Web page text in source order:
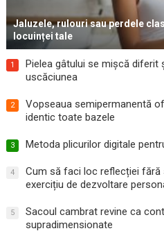
Jaluzele, rulouri sau perdele
locuinței tale
1
Pielea gâtului se mișcă diferit
uscăciunea
2
Vopseaua semipermanentă
identic toate bazele
3 Metoda plicurilor digitale
4
Cum să faci loc reflecției
exercițiu de dezvoltare
5
Sacoul cambrat revine ca
supradimensionate